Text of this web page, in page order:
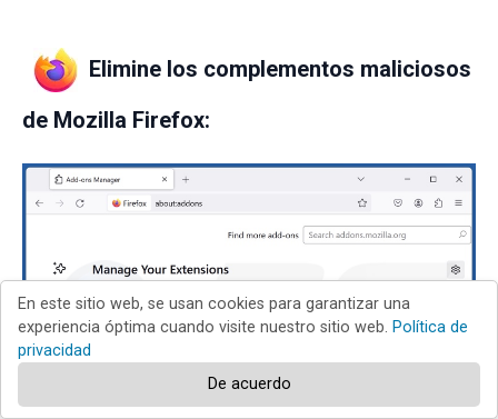
Elimine los complementos maliciosos
de Mozilla Firefox:
En este sitio web, se usan cookies para garantizar una
experiencia óptima cuando visite nuestro sitio web. Política de
privacidad
De acuerdo